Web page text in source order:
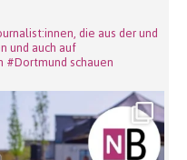
die aus der und
und auch auf
#Dortmund schauen